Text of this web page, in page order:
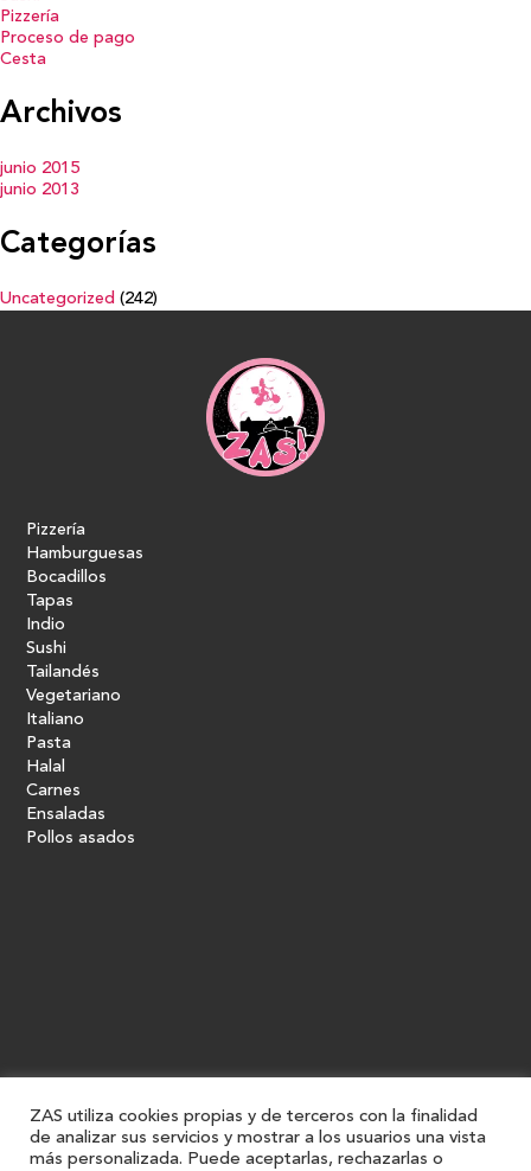
Pizzería
Proceso de pago
Cesta
Archivos
junio 2015
junio 2013
Categorías
Uncategorized (242)
Pizzería
Hamburguesas
Bocadillos
Tapas
Indio
Sushi
Tailandés
Vegetariano
Italiano
Pasta
Halal
Carnes
Ensaladas
Pollos asados
ZAS utiliza cookies propias y de terceros con la finalidad
de analizar sus servicios y mostrar a los usuarios una vista
más personalizada. Puede aceptarlas, rechazarlas o